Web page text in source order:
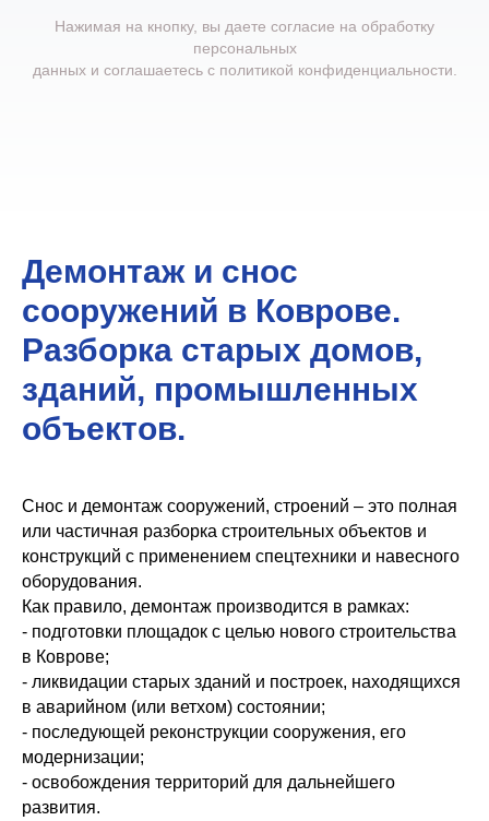
Нажимая на кнопку, вы даете согласие на обработку
персональных
данных и соглашаетесь c политикой конфиденциальности
Демонтаж и снос
сооружений в Коврове.
Разборка старых домов,
зданий, промышленных
объектов.
Снос и демонтаж сооружений, строений – это полная
или частичная разборка строительных объектов и
конструкций с применением спецтехники и навесного
оборудования.
Как правило, демонтаж производится в рамках:
- подготовки площадок с целью нового строительства
в Коврове;
- ликвидации старых зданий и построек, находящихся
в аварийном (или ветхом) состоянии;
- последующей реконструкции сооружения, его
модернизации;
- освобождения территорий для дальнейшего
развития.